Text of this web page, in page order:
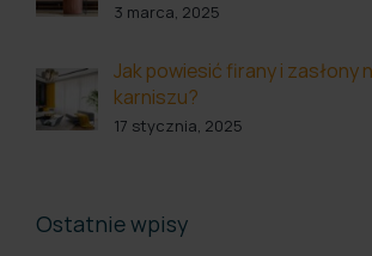
3 marca, 2025
Jak powiesić firany i zasłony
karniszu?
17 stycznia, 2025
Ostatnie wpisy